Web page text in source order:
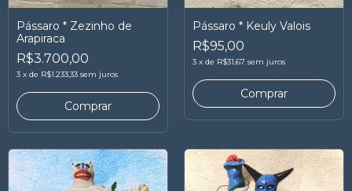
Pássaro * Zezinho de
Arapiraca
R$3.700,00
3 x de R$1.233,33 sem juros
Pássaro * Keuly Valois
R$95,00
3 x de R$31,67 sem juros